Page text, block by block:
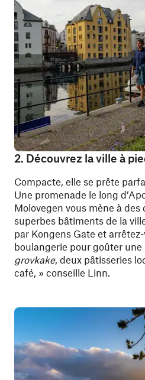
2. Découvrez la ville à
Compacte, elle se prête
Une promenade le long
Molovegen vous mène à
superbes bâtiments de la
par Kongens Gate et
boulangerie pour goûter une
grovkake, deux pâtisseries
café, » conseille Linn.